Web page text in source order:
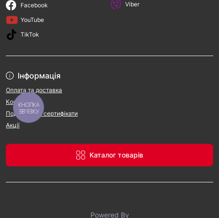
Інформація
Оплата та доставка
Контакти
Подарункові сертифікати
Акції
Каталог товарів
Facebook
YouTube
TikTok
Viber
Powered By
КНОПКА
ЗВ'ЯЗКУ